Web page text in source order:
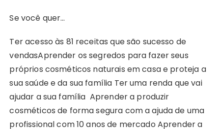
Se você quer…
Ter acesso às 81 receitas que são sucesso de
vendasAprender os segredos para fazer seus
próprios cosméticos naturais em casa e proteja a
sua saúde e da sua família Ter uma renda que vai
ajudar a sua família Aprender a produzir
cosméticos de forma segura com a ajuda de uma
profissional com 10 anos de mercado Aprender a